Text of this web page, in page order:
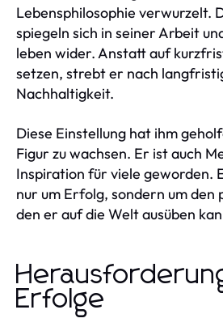
Lebensphilosophie verwurzelt.
spiegeln sich in seiner Arbeit
leben wider. Anstatt auf
setzen, strebt er nach
Nachhaltigkeit.
Diese Einstellung hat ihm
Figur zu wachsen. Er ist auch
Inspiration für viele geworden.
nur um Erfolg, sondern um den
den er auf die Welt ausüben
Erfolge